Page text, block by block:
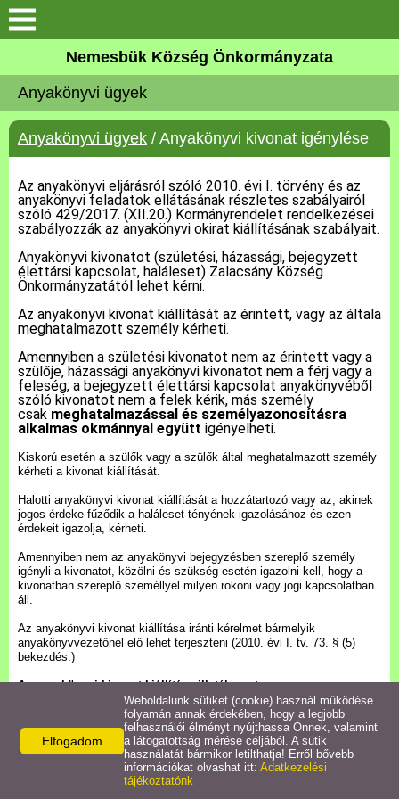
Keresés
Önkormányzat
Közös Önkormányzati
Hivatal
Zalaköveskút
Művelődési ház
Elérhetőség
MAGYAR FALU PROGRAM
Versenyképes Járások
Program
Közérdekű információk
Letölthető nyomtatványok
E-ügyintézés
Anyakönyvi ügyek
Rendeletek,
Dokumentumok
Álláspályázat
Nemesbük Község Önkormányzata
Anyakönyvi ügyek
Anyakönyvi ügyek / Anyakönyvi kivonat igénylése
Az anyakönyvi eljárásról szóló 2010. évi I. törvény és az
anyakönyvi feladatok ellátásának részletes szabályairól
szóló 429/2017. (XII.20.) Kormányrendelet rendelkezései
szabályozzák az anyakönyvi okirat kiállításának szabályait.
Anyakönyvi kivonatot (születési, házassági, bejegyzett
élettársi kapcsolat, haláleset) Zalacsány Község
Önkormányzatától lehet kérni.
Az anyakönyvi kivonat kiállítását az érintett, vagy az általa
meghatalmazott személy kérheti.
Amennyiben a születési kivonatot nem az érintett vagy a
szülője, házassági anyakönyvi kivonatot nem a férj vagy a
feleség, a bejegyzett élettársi kapcsolat anyakönyvéből
szóló kivonatot nem a felek kérik, más személy
csak meghatalmazással és személyazonosításra
alkalmas okmánnyal együtt igényelheti.
Kiskorú esetén a szülők vagy a szülők által meghatalmazott személy
kérheti a kivonat kiállítását.
Halotti anyakönyvi kivonat kiállítását a hozzátartozó vagy az, akinek
jogos érdeke fűződik a haláleset tényének igazolásához és ezen
érdekeit igazolja, kérheti.
Amennyiben nem az anyakönyvi bejegyzésben szereplő személy
igényli a kivonatot, közölni és szükség esetén igazolni kell, hogy a
kivonatban szereplő személlyel milyen rokoni vagy jogi kapcsolatban
áll.
Az anyakönyvi kivonat kiállítása iránti kérelmet bármelyik
anyakönyvvezetőnél elő lehet terjeszteni (2010. évi I. tv. 73. § (5)
bekezdés.)
Az anyakönyvi kivonat kiállítása illetékmentes.
Ügyintézési határidő: 8 nap.
Abban az esetben, ha anyakönyvi kivonatot nem az anyakönyvi
esemény (születés, házasság, haláleset, bejegyzett élettársi
kapcsolat) helye szerint illetékes anyakönyvvezetőnél kérelmezték,
és még nem szerepel az EAK-ban az esemény, akkor a kérelmet
átvevő anyakönyvvezető megkeresi a papír alapú anyakönyvet
Elfogadom
Weboldalunk sütiket (cookie) használ működése
folyamán annak érdekében, hogy a legjobb
felhasználói élményt nyújthassa Önnek, valamint
a látogatottság mérése céljából. A sütik
használatát bármikor letilthatja! Erről bővebb
információkat olvashat itt: Adatkezelési
tájékoztatónk